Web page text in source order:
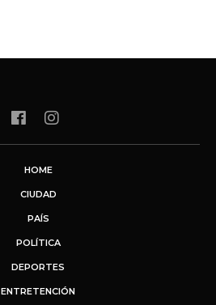
HOME
CIUDAD
PAÍS
POLÍTICA
DEPORTES
ENTRETENCIÓN